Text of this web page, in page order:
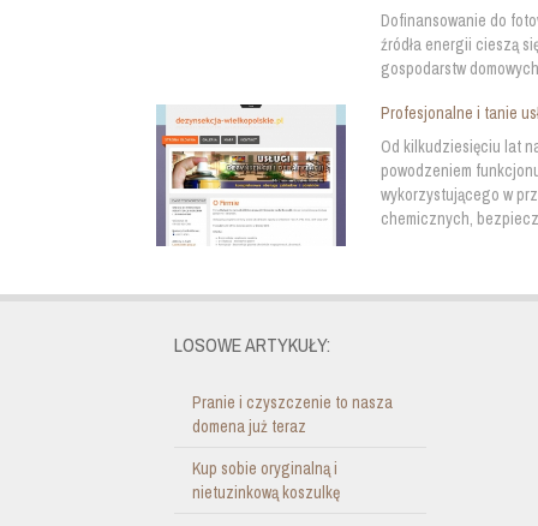
Dofinansowanie do
źródła energii cieszą
gospodarstw
Profesjonalne i tanie
Od kilkudziesięciu lat
powodzeniem
wykorzystującego w
chemicznych,
LOSOWE ARTYKUŁY:
Pranie i czyszczenie to nasza
domena już teraz
Kup sobie oryginalną i
nietuzinkową koszulkę